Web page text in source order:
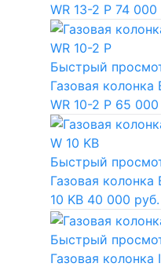
WR 13-2 P 74 000
Быстрый
Газовая колонка
WR 10-2 P 65 000
Быстрый
Газовая колонка
10 KB 40 000 руб.
Быстрый
Газовая колонка